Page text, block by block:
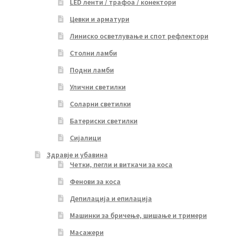
LED ленти / трафоа / конектори
Цевки и арматури
Линиско осветлување и спот рефлектори
Столни ламби
Подни ламби
Улични светилки
Соларни светилки
Батериски светилки
Сијалици
Здравје и убавина
Четки, пегли и виткачи за коса
Фенови за коса
Депилација и епилација
Машинки за бричење, шишање и тримери
Масажери